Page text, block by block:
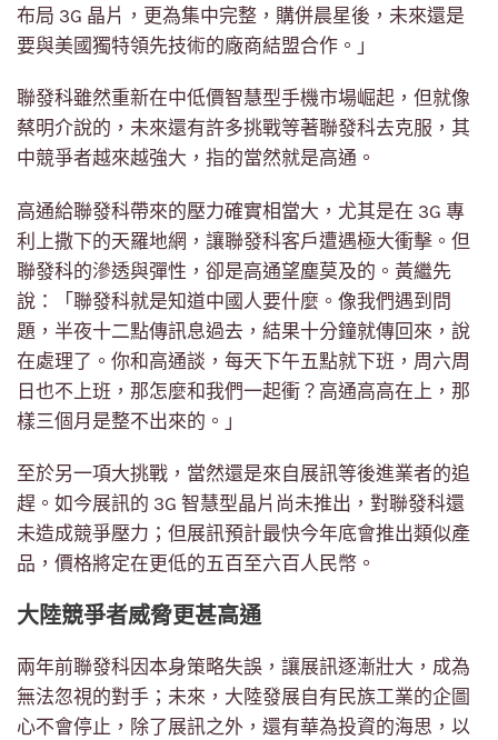
布局 3G 晶片，更為集中完整，購併晨星後，未來還是
要與美國獨特領先技術的廠商結盟合作。」
聯發科雖然重新在中低價智慧型手機市場崛起，但就像
蔡明介說的，未來還有許多挑戰等著聯發科去克服，其
中競爭者越來越強大，指的當然就是高通。
高通給聯發科帶來的壓力確實相當大，尤其是在 3G 專
利上撒下的天羅地網，讓聯發科客戶遭遇極大衝擊。但
聯發科的滲透與彈性，卻是高通望塵莫及的。黃繼先
說：「聯發科就是知道中國人要什麼。像我們遇到問
題，半夜十二點傳訊息過去，結果十分鐘就傳回來，說
在處理了。你和高通談，每天下午五點就下班，周六周
日也不上班，那怎麼和我們一起衝？高通高高在上，那
樣三個月是整不出來的。」
至於另一項大挑戰，當然還是來自展訊等後進業者的追
趕。如今展訊的 3G 智慧型晶片尚未推出，對聯發科還
未造成競爭壓力；但展訊預計最快今年底會推出類似產
品，價格將定在更低的五百至六百人民幣。
大陸競爭者威脅更甚高通
兩年前聯發科因本身策略失誤，讓展訊逐漸壯大，成為
無法忽視的對手；未來，大陸發展自有民族工業的企圖
心不會停止，除了展訊之外，還有華為投資的海思，以